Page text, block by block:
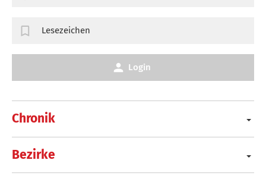
Chronik
Bezirke
Lesezeichen
Login